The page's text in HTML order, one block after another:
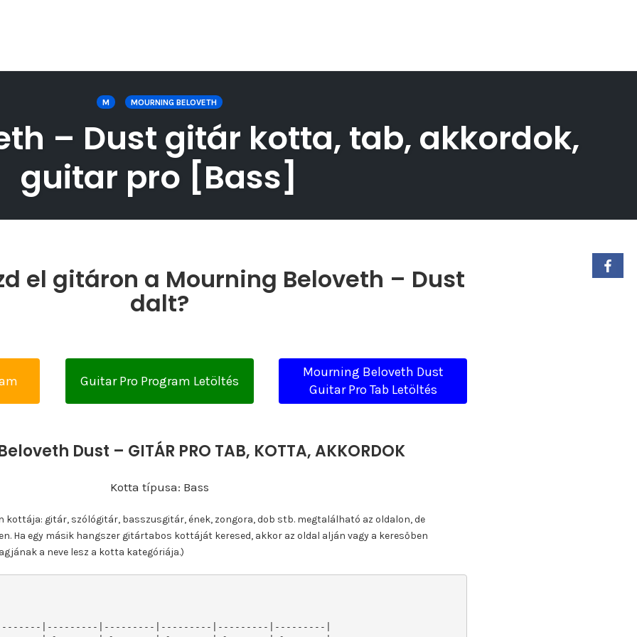
M MOURNING BELOVETH
– Dust gitár kotta, tab, akkordok,
guitar pro [Bass]
el gitáron a Mourning Beloveth – Dust
dalt?
Guitar Pro Program Letöltés
Mourning Beloveth Dust
Guitar Pro Tab Letöltés
Dust – GITÁR PRO TAB, KOTTA, AKKORDOK
Kotta típusa: Bass
kottája: gitár, szólógitár, basszusgitár, ének, zongora, dob stb. megtalálható az oldalon, de
Ha egy másik hangszer gitártabos kottáját keresed, akkor az oldal alján vagy a keresőben
a neve lesz a kotta kategóriája.)